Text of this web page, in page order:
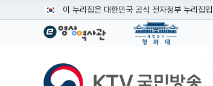
이 누리집은 대한민국 공식 전자정부 누리집
공식 누리집 주소 확인하기
이밖에 or.kr 또는 .kr등 다른 도메인 주소를
운영중인 공식 누리집보기
KTV국민방송